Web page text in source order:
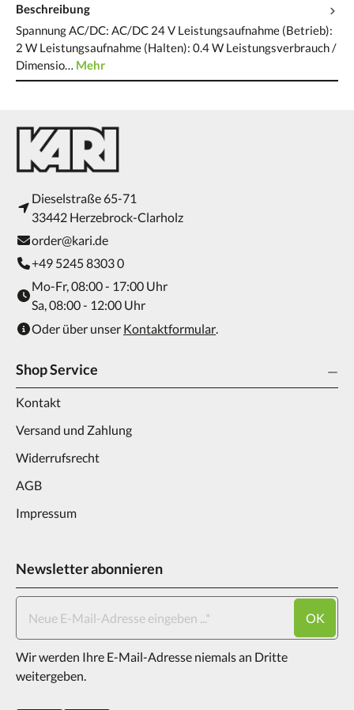
Beschreibung
Spannung AC/DC: AC/DC 24 V Leistungsaufnahme (Betrieb):
2 W Leistungsaufnahme (Halten): 0.4 W Leistungsverbrauch /
Dimensio… Mehr
Dieselstraße 65-71
33442 Herzebrock-Clarholz
order@kari.de
+49 5245 8303 0
Mo-Fr, 08:00 - 17:00 Uhr
Sa, 08:00 - 12:00 Uhr
Oder über unser Kontaktformular.
Shop Service
Kontakt
Versand und Zahlung
Widerrufsrecht
AGB
Impressum
Newsletter abonnieren
OK
Wir werden Ihre E-Mail-Adresse niemals an Dritte
weitergeben.